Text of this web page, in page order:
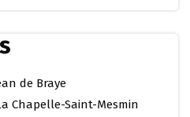
de Braye
Chapelle-Saint-Mesmin